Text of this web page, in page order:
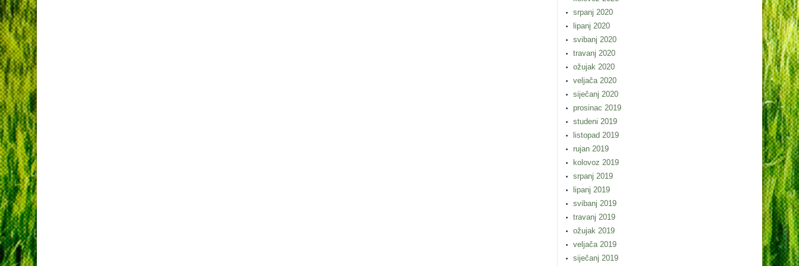
srpanj 2020
lipanj 2020
svibanj 2020
travanj 2020
ožujak 2020
veljača 2020
siječanj 2020
prosinac 2019
studeni 2019
listopad 2019
rujan 2019
kolovoz 2019
srpanj 2019
lipanj 2019
svibanj 2019
travanj 2019
ožujak 2019
veljača 2019
siječanj 2019